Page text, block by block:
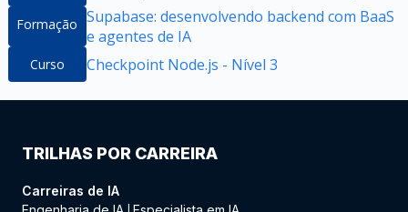
Formação Supabase: desenvolvendo backend com BaaS
e agentes de IA
Curso Checkpoint Node.js - Nível 3
TRILHAS POR CARREIRA
Carreiras de IA